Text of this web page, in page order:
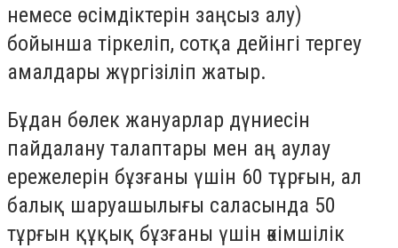
немесе өсiмдiктерін заңсыз алу)
бойынша тіркеліп, сотқа дейінгі тергеу
амалдары жүргізіліп жатыр.
Бұдан бөлек жануарлар дүниесін
пайдалану талаптары мен аң аулау
ережелерін бұзғаны үшін 60 тұрғын, ал
балық шаруашылығы саласында 50
тұрғын құқық бұзғаны үшін әкімшілік